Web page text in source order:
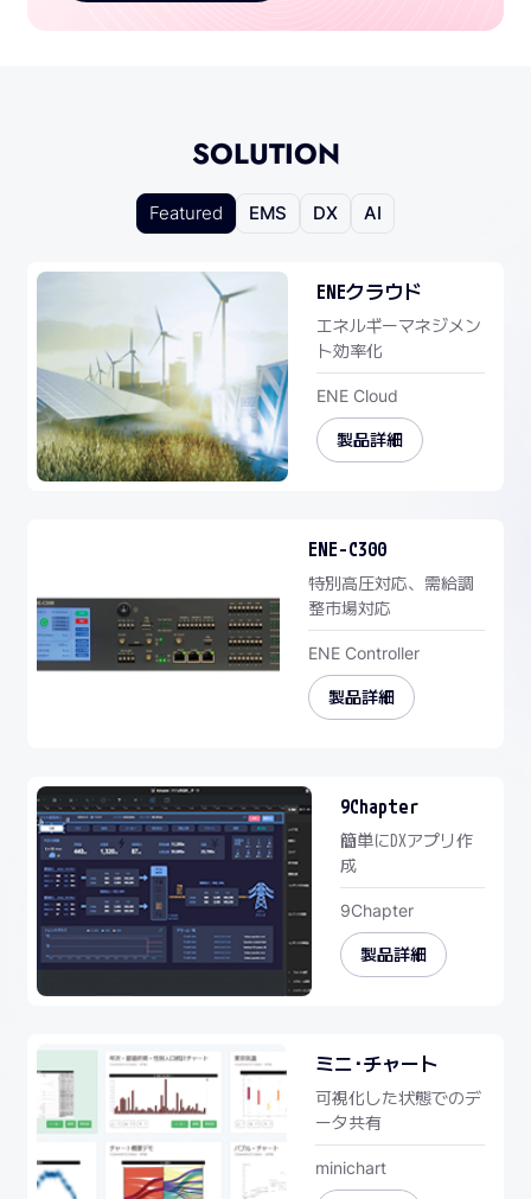
SOLUTION
Featured EMS DX AI
ENEクラウド
エネルギーマネジメン
ト効率化
ENE Cloud
製品詳細
ENE-C300
特別高圧対応、需給調
整市場対応
ENE Controller
製品詳細
9Chapter
簡単にDXアプリ作
成
9Chapter
製品詳細
ミニ･チャート
可視化した状態でのデ
ータ共有
minichart